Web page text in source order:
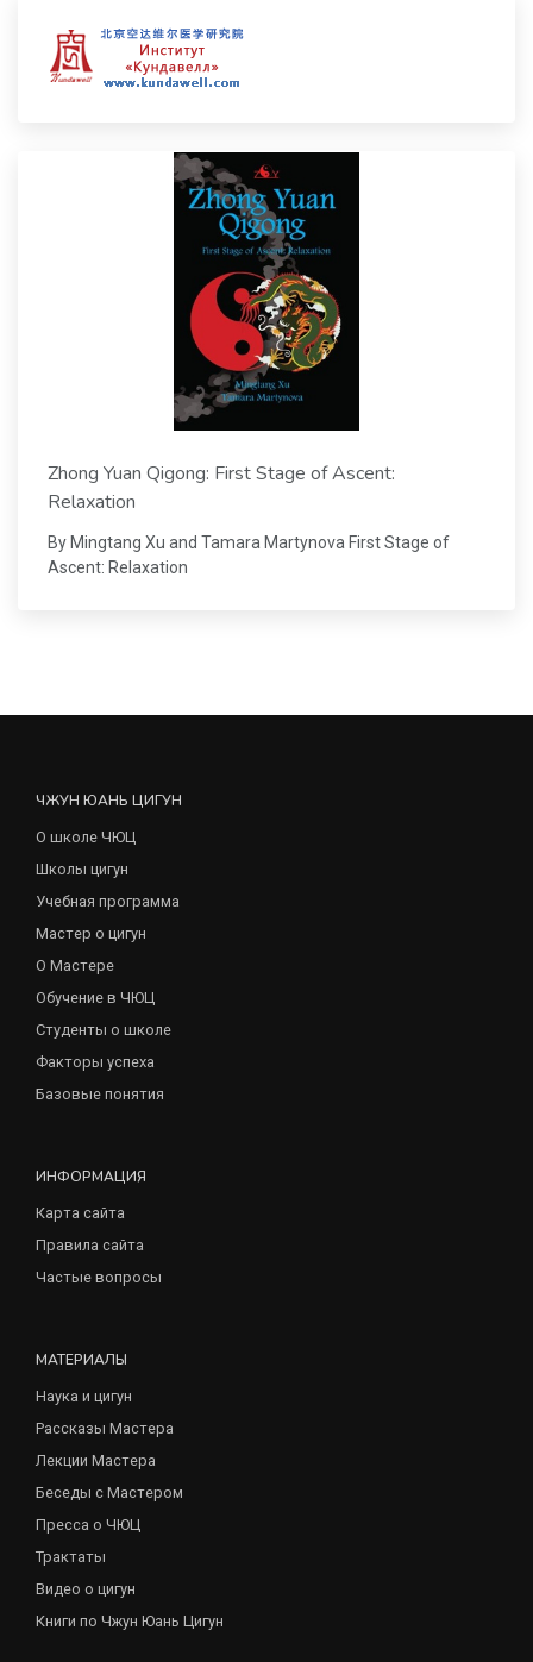
Zhong Yuan Qigong: First Stage of Ascent:
Relaxation
By Mingtang Xu and Tamara Martynova First Stage of
Ascent: Relaxation
ЧЖУН ЮАНЬ ЦИГУН
О школе ЧЮЦ
Школы цигун
Учебная программа
Мастер о цигун
О Мастере
Обучение в ЧЮЦ
Студенты о школе
Факторы успеха
Базовые понятия
ИНФОРМАЦИЯ
Карта сайта
Правила сайта
Частые вопросы
МАТЕРИАЛЫ
Наука и цигун
Рассказы Мастера
Лекции Мастера
Беседы с Мастером
Пресса о ЧЮЦ
Трактаты
Видео о цигун
Книги по Чжун Юань Цигун